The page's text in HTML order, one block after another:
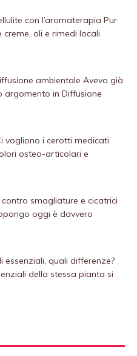
con l’aromaterapia Pur
oli e rimedi locali
ambientale Avevo già
argomento in Diffusione
vogliono i cerotti medicati
osteo-articolari e
smagliature e cicatrici
oggi è davvero
essenziali, quali differenze?
della stessa pianta si